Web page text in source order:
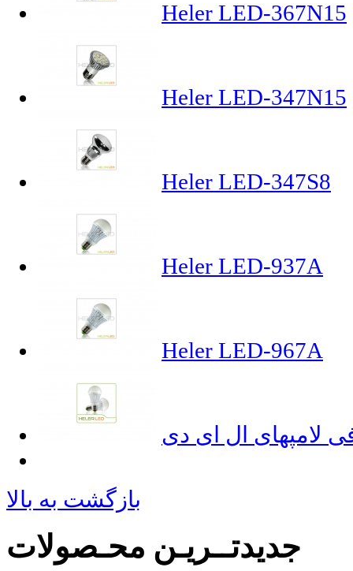
Heler LED-367N15
Heler LED-347N15
Heler LED-347S8
Heler LED-937A
Heler LED-967A
لامپهای ال ای دی
بازگشت به بالا
جدیدتــریـن محـصولات